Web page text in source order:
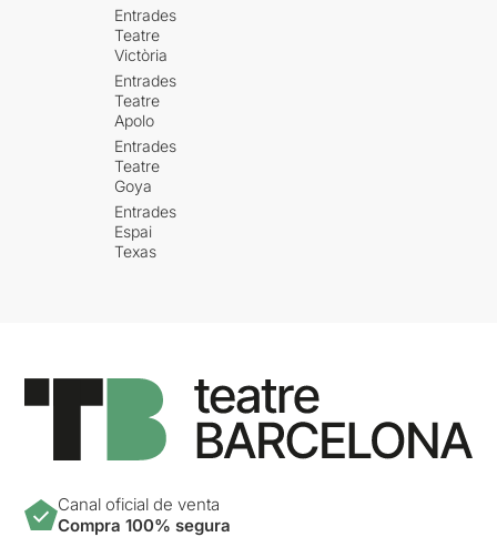
Entrades
Teatre
Victòria
Entrades
Teatre
Apolo
Entrades
Teatre
Goya
Entrades
Espai
Texas
Canal oficial de venta
Compra 100% segura